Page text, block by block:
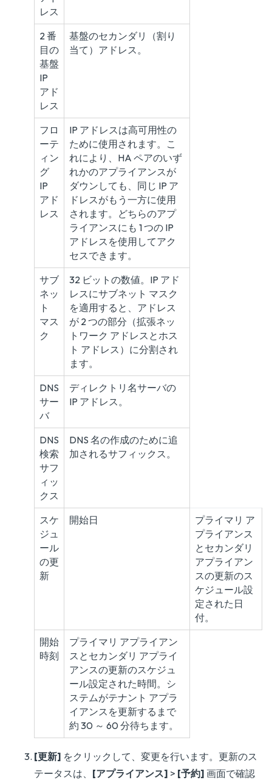
レス
2 番
目の
基盤
IP
アド
レス
基盤のセカンダリ（割り
当て）アドレス。
フロ
ーテ
ィン
グ
IP
アド
レス
IP アドレスは高可用性の
ために使用されます。こ
れにより、HA ペアのいず
れかのアプライアンスが
ダウンしても、同じ IP ア
ドレスがもう一方に使用
されます。どちらのアプ
ライアンスにも 1 つの IP
アドレスを使用してアク
セスできます。
サブ
ネッ
ト
マス
ク
32 ビットの数値。IP アド
レスにサブネット マスク
を適用すると、アドレス
が 2 つの部分（拡張ネッ
トワーク アドレスとホス
ト アドレス）に分割され
ます。
DNS
サー
バ
ディレクトリ名サーバの
IP アドレス。
DNS
検索
サフ
ィッ
クス
DNS 名の作成のために追
加されるサフィックス。
スケ
ジュ
ール
の更
新
開始日
プライマリ ア
プライアンス
とセカンダリ
アプライアン
スの更新のス
ケジュール設
定された日
付。
開始
時刻
プライマリ アプライアン
スとセカンダリ アプライ
アンスの更新のスケジュ
ール設定された時間。シ
ステムがテナント アプラ
イアンスを更新するまで
約 30 ～ 60 分待ちます。
[更新] をクリックして、変更を行います。更新のス
テータスは、 [アプライアンス] > [予約] 画面で確認